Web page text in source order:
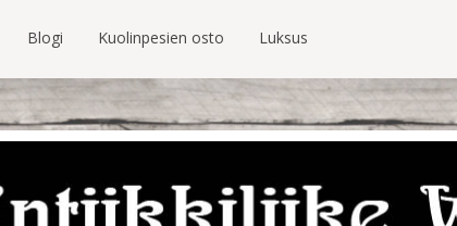
Blogi Kuolinpesien osto Luksus